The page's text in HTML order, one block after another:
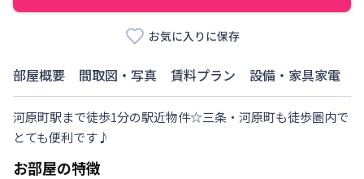
お気に入りに保存
部屋概要 間取図・写真 賃料プラン 設備・家具家電
河原町駅まで徒歩1分の駅近物件☆三条・河原町も徒歩圏内で
とても便利です♪
お部屋の特徴